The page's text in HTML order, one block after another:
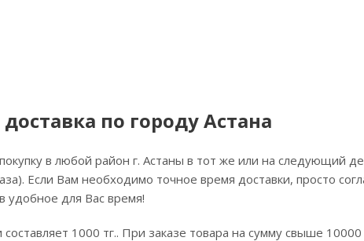
по городу Астана
в любой район г. Астаны в тот же или на следующий
Если Вам необходимо точное время доставки, просто
удобное для Вас время!
1000 тг.. При заказе товара на сумму свыше